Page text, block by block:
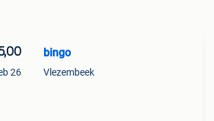
26
bingo
Vlezembeek